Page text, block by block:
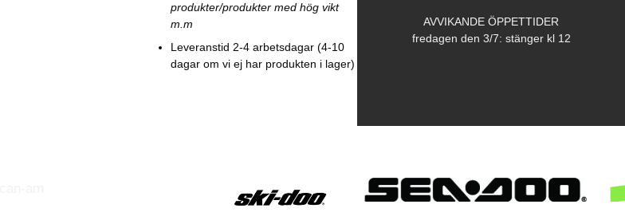
produkter/produkter med hög vikt
m.m
Leveranstid 2-4 arbetsdagar (4-10
dagar om vi ej har produkten i lager)
AVVIKANDE ÖPPETTIDER
fredagen den 3/7: stänger kl 12